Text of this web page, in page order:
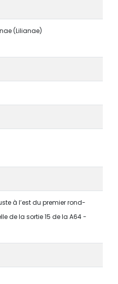
(Lilianae)
à l’est du premier rond-
de la sortie 15 de la A64 -